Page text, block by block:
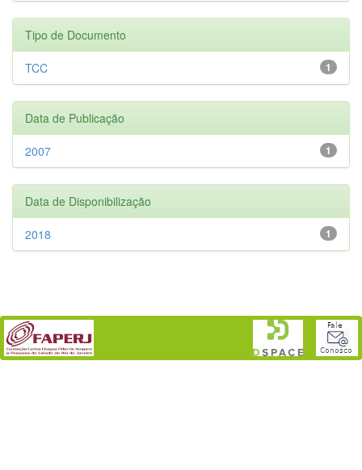
Tipo de Documento
1
TCC
Data de Publicação
1
2007
Data de Disponibilização
1
2018